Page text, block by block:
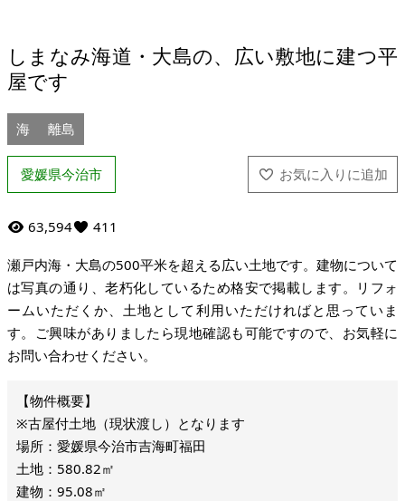
しまなみ海道・大島の、広い敷地に建つ平
屋です
海 離島
愛媛県今治市
63,594 411
瀬戸内海・大島の500平米を超える広い土地です。建物について
は写真の通り、老朽化しているため格安で掲載します。リフォ
ームいただくか、土地として利用いただければと思っていま
す。ご興味がありましたら現地確認も可能ですので、お気軽に
お問い合わせください。
※古屋付土地（現状渡し）となります
場所：愛媛県今治市吉海町福田
土地：580.82㎡
建物：95.08㎡